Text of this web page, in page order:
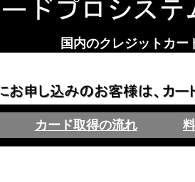
国内のクレジットカー
カード取得の流れ